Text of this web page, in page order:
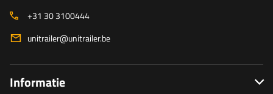
+31 30 3100444
unitrailer@unitrailer.be
Informatie